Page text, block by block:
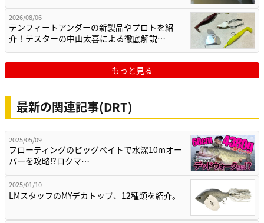
2026/08/06
テンフィートアンダーの新製品やプロトを紹
介！テスターの中山太喜による徹底解説…
もっと見る
最新の関連記事(DRT)
2025/05/09
フローティングのビッグベイトで水深10mオー
バーを攻略⁉ロクマ…
2025/01/10
LMスタッフのMYデカトップ、12種類を紹介。